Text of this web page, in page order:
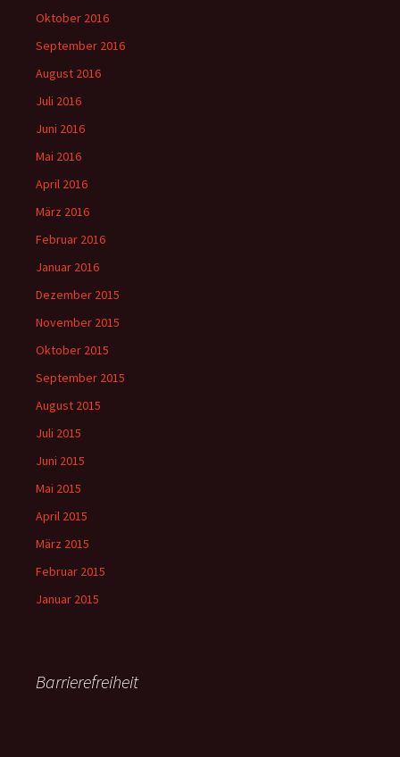
Oktober 2016
September 2016
August 2016
Juli 2016
Juni 2016
Mai 2016
April 2016
März 2016
Februar 2016
Januar 2016
Dezember 2015
November 2015
Oktober 2015
September 2015
August 2015
Juli 2015
Juni 2015
Mai 2015
April 2015
März 2015
Februar 2015
Januar 2015
Barrierefreiheit